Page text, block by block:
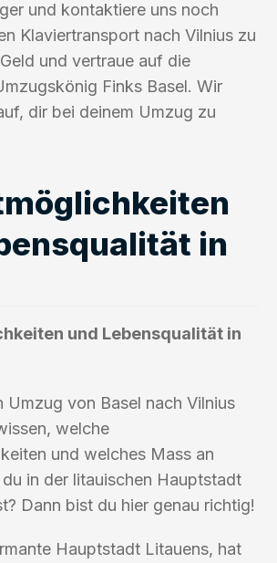
und kontaktiere uns noch
Klaviertransport nach Vilnius zu
und vertraue auf die
Finks Basel. Wir
dir bei deinem Umzug zu
in
und Lebensqualität in
Umzug von Basel nach Vilnius
welche
und welches Mass an
in der litauischen Hauptstadt
Dann bist du hier genau richtig!
Hauptstadt Litauens, hat